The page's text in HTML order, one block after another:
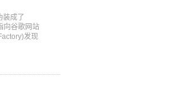
装成了
向谷歌网站
发现